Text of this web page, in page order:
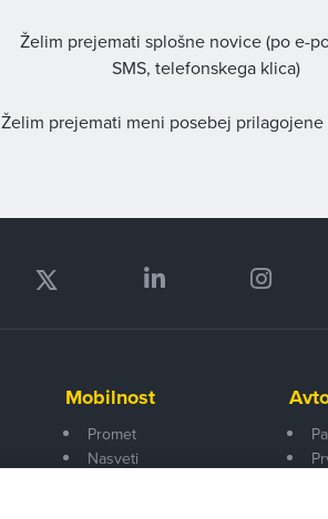
Želim prejemati splošne novice (po e-
SMS, telefonskega klica)
Želim prejemati meni posebej
Mobilnost
Promet
Nasveti